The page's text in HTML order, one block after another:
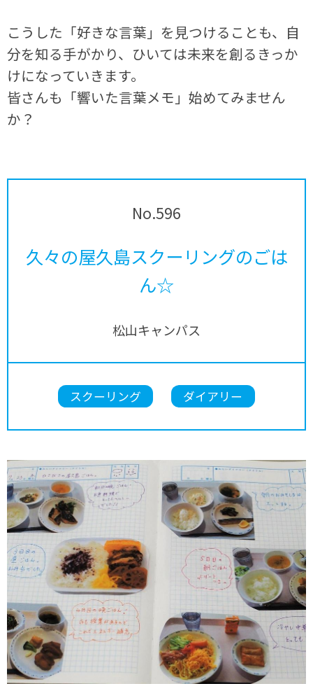
こうした「好きな言葉」を見つけることも、自
分を知る手がかり、ひいては未来を創るきっか
けになっていきます。
皆さんも「響いた言葉メモ」始めてみません
か？
No.596
久々の屋久島スクーリングのごは
ん☆
松山キャンパス
スクーリング ダイアリー